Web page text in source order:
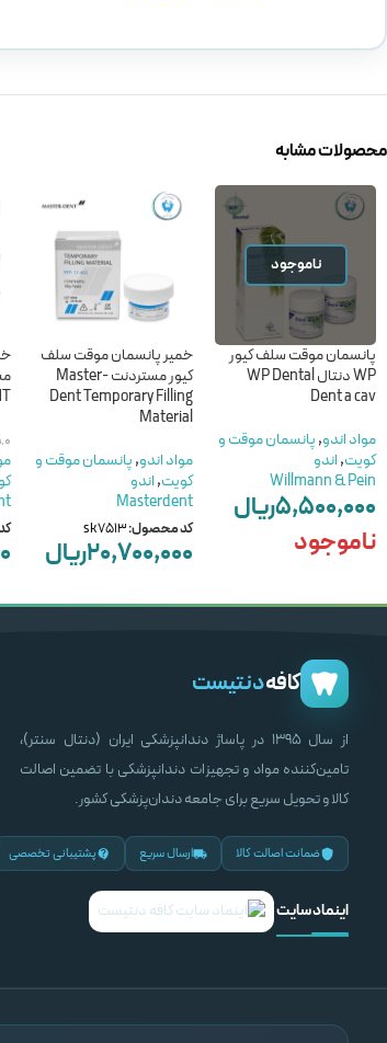
محصولات مشابه
ناموجود
پانسمان موقت سلف کیور
WP دنتال WP Dental
Dent a cav
مواد اندو,پانسمان موقت و
کویت,اندو
Willmann & Pein
۵,۵۰۰,۰۰۰ریال
ناموجود
اطلاعات بیشتر
خمیر پانسمان موقت سلف
کیور مستردنت -Master
Dent Temporary Filling
Material
مواد اندو,پانسمان موقت و
کویت,اندو
Masterdent
کد محصول:sk7513
۲۰,۷۰۰,۰۰۰ریال
کافهدنتیست
از سال ۱۳۹۵ در پاساژ دندانپزشکی ایران (دنتال سنتر)،
تامین‌کننده مواد و تجهیزات دندانپزشکی با تضمین اصالت
کالا و تحویل سریع برای جامعه دندان‌پزشکی کشور.
ضمانت اصالت کالا ارسال سریع پشتیبانی تخصصی
اینماد سایت